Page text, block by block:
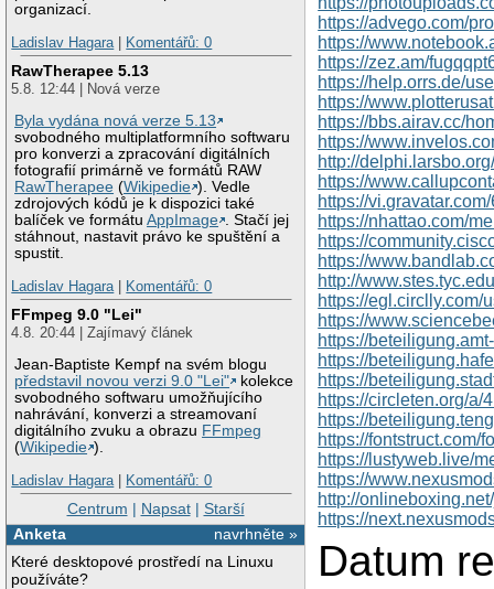
organizací.
Ladislav Hagara | Komentářů: 0
RawTherapee 5.13
5.8. 12:44 | Nová verze
Byla vydána nová verze 5.13
svobodného multiplatformního softwaru
pro konverzi a zpracování digitálních
fotografií primárně ve formátů RAW
RawTherapee (Wikipedie ). Vedle
zdrojových kódů je k dispozici také
balíček ve formátuAppImage
. Stačí jej
stáhnout, nastavit právo ke spuštění a
spustit.
Ladislav Hagara | Komentářů: 0
FFmpeg 9.0 "Lei"
4.8. 20:44 | Zajímavý článek
Jean-Baptiste Kempf na svém blogu
představil novou verzi 9.0 "Lei"
kolekce
svobodného softwaru umožňujícího
nahrávání, konverzi a streamovaní
digitálního zvuku a obrazu FFmpeg
(Wikipedie ).
Ladislav Hagara | Komentářů: 0
Centrum | Napsat| Starší
navrhněte »
Anketa
Které desktopové prostředí na Linuxu
používáte?
https://advego.com/
https://
https://zez.am/
https://help.orrs.de/
https://
https://bbs.airav.cc/
https://
http://
https://
https://
https://nhattao.com/
https://
https://
http://
https://egl.circlly.com/
https://
https://
https://
https://
https://circleten.org/a/
https://
https://fontstruct.com/
https://lustyweb.live/
https://
http://
https://
Datum